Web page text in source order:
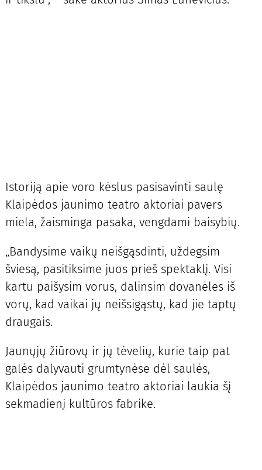
Istoriją apie voro kėslus pasisavinti saulę
Klaipėdos jaunimo teatro aktoriai pavers
miela, žaisminga pasaka, vengdami baisybių.
„Bandysime vaikų neišgąsdinti, uždegsim
šviesą, pasitiksime juos prieš spektaklį. Visi
kartu paišysim vorus, dalinsim dovanėles iš
vorų, kad vaikai jų neišsigąstų, kad jie taptų
draugais.
Jaunųjų žiūrovų ir jų tėvelių, kurie taip pat
galės dalyvauti grumtynėse dėl saulės,
Klaipėdos jaunimo teatro aktoriai laukia šį
sekmadienį kultūros fabrike.